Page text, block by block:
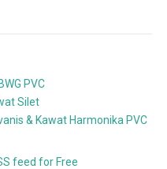
PVC
Silet
& Kawat Harmonika PVC